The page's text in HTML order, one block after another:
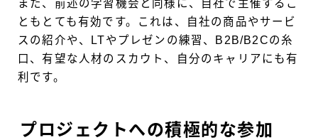
また、前述の学習機会と同様に、自社で主催するこ
ともとても有効です。これは、自社の商品やサービ
スの紹介や、LTやプレゼンの練習、B2B/B2Cの糸
口、有望な人材のスカウト、自分のキャリアにも有
利です。
プロジェクトへの積極的な参加